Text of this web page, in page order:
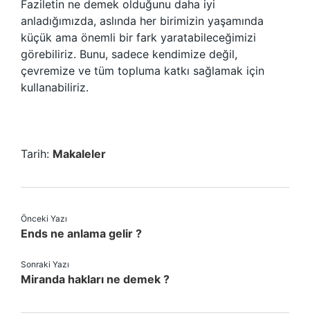
Faziletin ne demek olduğunu daha iyi
anladığımızda, aslında her birimizin yaşamında
küçük ama önemli bir fark yaratabileceğimizi
görebiliriz. Bunu, sadece kendimize değil,
çevremize ve tüm topluma katkı sağlamak için
kullanabiliriz.
Tarih: Makaleler
Önceki Yazı
Ends ne anlama gelir ?
Sonraki Yazı
Miranda hakları ne demek ?